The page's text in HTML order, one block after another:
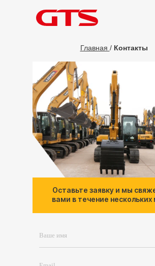
Главная / Контакты
Оставьте заявку и мы
вами в течение нескольких